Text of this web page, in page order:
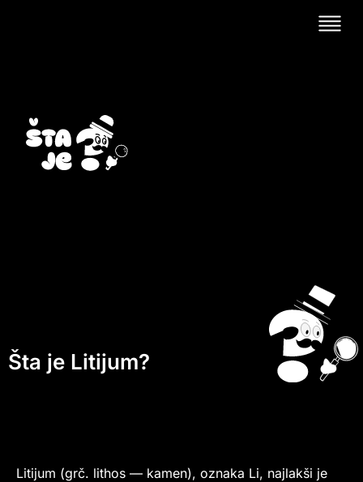
Šta je Litijum?
Litijum (grč. lithos — kamen), oznaka Li, najlakši je